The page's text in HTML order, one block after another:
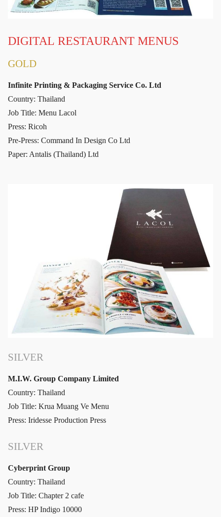
DIGITAL RESTAURANT MENUS
GOLD
Infinite Printing & Packaging Service Co. Ltd
Country: Thailand
Job Title: Menu Lacol
Press: Ricoh
Pre-Press: Command In Design Co Ltd
Paper: Antalis (Thailand) Ltd
SILVER
M.I.W. Group Company Limited
Country: Thailand
Job Title: Krua Muang Ve Menu
Press: Iridesse Production Press
SILVER
Cyberprint Group
Country: Thailand
Job Title: Chapter 2 cafe
Press: HP Indigo 10000